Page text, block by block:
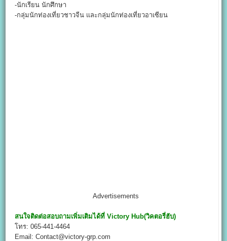
-นักเรียน นักศึกษา
-กลุ่มนักท่องเที่ยวชาวจีน และกลุ่มนักท่องเที่ยวอาเซียน
Advertisements
สนใจติดต่อสอบถามเพิ่มเติมได้ที่ Victory Hub(วิคตอรี่ฮับ)
โทร: 065-441-4464
Email: Contact@victory-grp.com